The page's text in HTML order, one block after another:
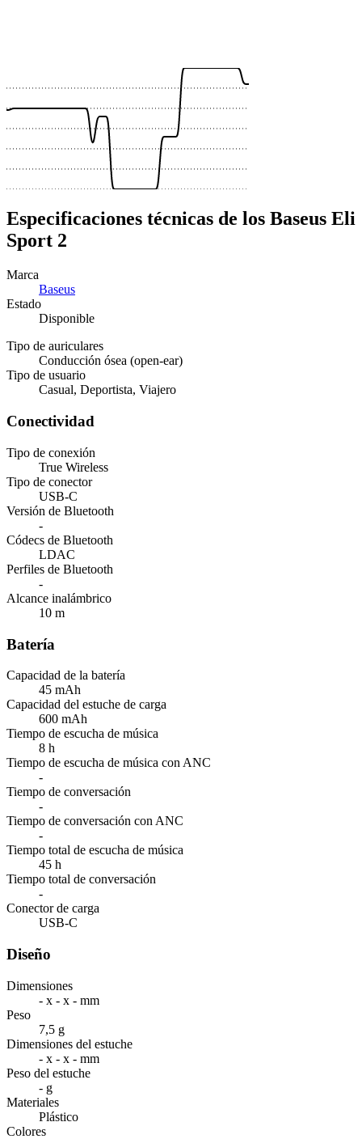
Especificaciones técnicas de los Baseus Eli
Sport 2
Marca
Baseus
Estado
Disponible
Tipo de auriculares
Conducción ósea (open-ear)
Tipo de usuario
Casual, Deportista, Viajero
Conectividad
Tipo de conexión
True Wireless
Tipo de conector
USB-C
Versión de Bluetooth
-
Códecs de Bluetooth
LDAC
Perfiles de Bluetooth
-
Alcance inalámbrico
10 m
Batería
Capacidad de la batería
45 mAh
Capacidad del estuche de carga
600 mAh
Tiempo de escucha de música
8 h
Tiempo de escucha de música con ANC
-
Tiempo de conversación
-
Tiempo de conversación con ANC
-
Tiempo total de escucha de música
45 h
Tiempo total de conversación
-
Conector de carga
USB-C
Diseño
Dimensiones
- x - x - mm
Peso
7,5 g
Dimensiones del estuche
- x - x - mm
Peso del estuche
- g
Materiales
Plástico
Colores